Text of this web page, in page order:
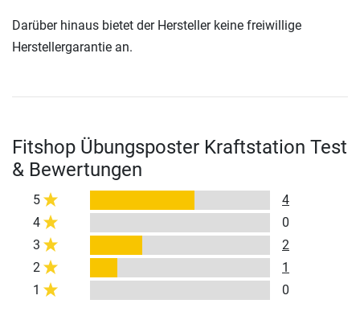
Darüber hinaus bietet der Hersteller keine freiwillige
Herstellergarantie an.
Fitshop Übungsposter Kraftstation Test
& Bewertungen
5
4
4
0
3
2
2
1
1
0